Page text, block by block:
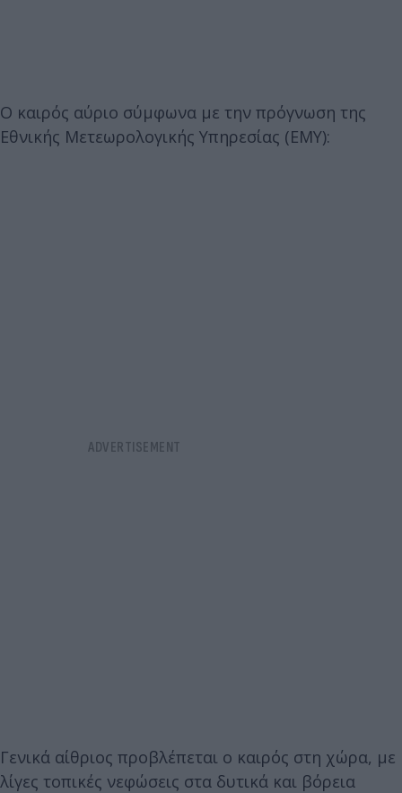
Ο καιρός αύριο σύμφωνα με την πρόγνωση της
Εθνικής Μετεωρολογικής Υπηρεσίας (ΕΜΥ):
Γενικά αίθριος προβλέπεται ο καιρός στη χώρα, με
λίγες τοπικές νεφώσεις στα δυτικά και βόρεια